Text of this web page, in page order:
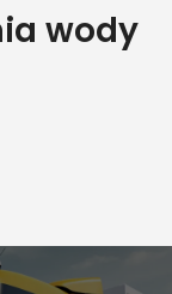
wody